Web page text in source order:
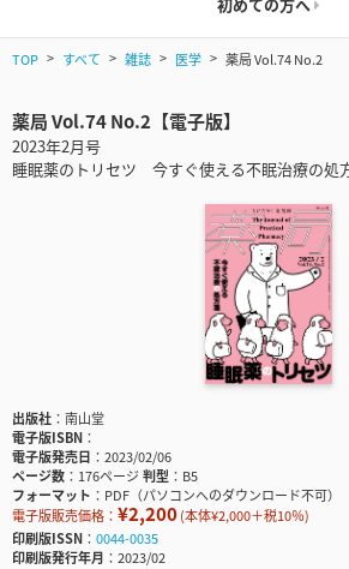
TOP すべて 雑誌 医学 薬局 Vol.74 No.2
薬局 Vol.74 No.2【電子版】
2023年2月号
睡眠薬のトリセツ 今すぐ使える不眠治療の処
出版社
南山堂
電子版ISBN
電子版発売日
2023/02/06
ページ数
176ページ判型
B5
フォーマット
PDF（パソコンへのダウンロード不可）
電子版販売価格： ¥2,200(本体¥2,000＋税10％)
印刷版ISSN
0044-0035
印刷版発行年月
2023/02